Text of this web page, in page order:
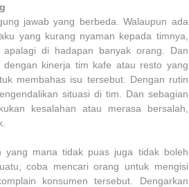
jawab yang berbeda. Walaupun ada
yang kurang nyaman kepada timnya,
di hadapan banyak orang. Dan
kinerja tim kafe atau resto yang
membahas isu tersebut. Dengan rutin
situasi di tim. Dan sebagian
kesalahan atau merasa bersalah,
yang mana tidak puas juga tidak boleh
coba mencari orang untuk mengisi
konsumen tersebut. Dengarkan